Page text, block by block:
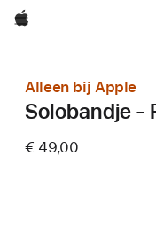
Apple
Alleen bij Apple
Solobandje -
€ 49,00